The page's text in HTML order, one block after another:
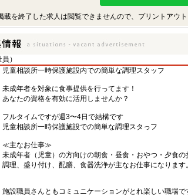
載を終了した求人は閲覧できませんので、プリントアウト
）
児童相談所一時保護施設内での簡単な調理スタッフ
未成年者を対象に食事提供を行ってます！
あなたの資格を有効に活用しませんか？
フルタイムですが週3〜4日で結構です
児童相談所一時保護施設での簡単な調理スタっフ
≪主なお仕事≫
未成年者（児童）の方向けの朝食・昼食・おやつ・夕食の
調理、盛り付け、配膳、食器洗浄が主なお仕事になります。
施設職員さんともコミュニケーションがとれ楽しい職場で